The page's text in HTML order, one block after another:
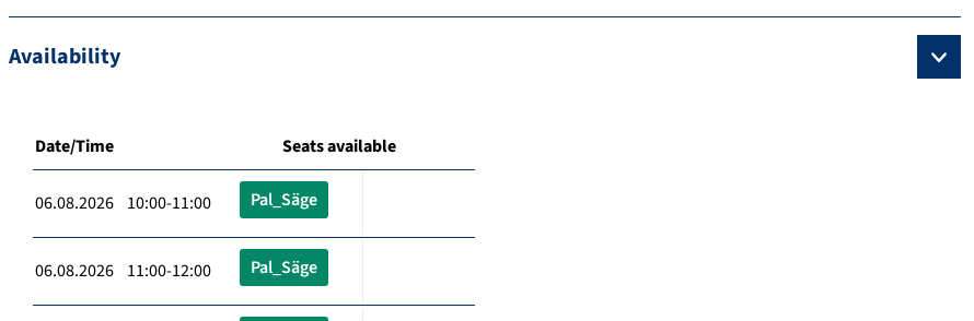
Availability
Date/Time Seats available
06.08.2026 10:00-11:00 Pal_Säge
06.08.2026 11:00-12:00 Pal_Säge